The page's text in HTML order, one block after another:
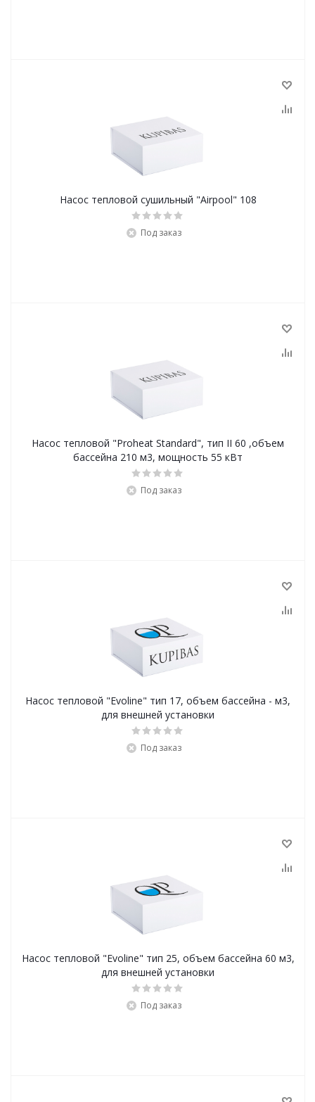
Насос тепловой сушильный "Airpool" 108
Под заказ
Насос тепловой "Proheat Standard", тип II 60 ,объем
бассейна 210 м3, мощность 55 кВт
Под заказ
Насос тепловой "Evoline" тип 17, объем бассейна - м3,
для внешней установки
Под заказ
Насос тепловой "Evoline" тип 25, объем бассейна 60 м3,
для внешней установки
Под заказ